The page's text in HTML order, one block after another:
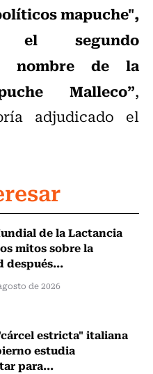
mapuche",
el segundo
nombre de la
Malleco”,
adjudicado el
de la Lactancia
mitos sobre la
después...
de 2026
estricta" italiana
estudia
para...